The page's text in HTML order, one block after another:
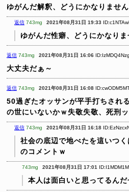
ゆがんだ解釈、どうにかなりません
返信 743mg 2021年08月31日 19:33
ゆがんだ性癖、どうにかなりま
返信 743mg 2021年08月31日 16:06 ID:IzMDQ4Nzg
大丈夫だぁ～
返信 743mg 2021年08月31日 16:08
50過ぎたオッサンが平手打ちされ
の世にいないかｗ失敬失敬、死刑
返信 743mg 2021年08月31日 16:18
社会の底辺で地べたを這いつ
のコメントｗ
743mg 2021年08月31日 17:01
本人は面白いと思ってるん